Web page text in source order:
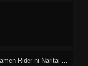
Toujima Tanzaburou wa Kamen Rider ni Naritai Dublado